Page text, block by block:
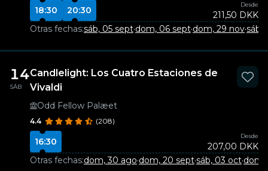
18:30 20:30
Desde
211,50 DKK
Otras fechas:sáb, 05 sept·dom, 06 sept·dom, 29 nov·sáb,
14
SÁB
Candlelight: Los Cuatro Estaciones de
Vivaldi
Odd Fellow Palæet
4.4 (208)
16:30
Desde
207,00 DKK
Otras fechas:dom, 30 ago·dom, 20 sept·sáb, 03 oct·dom,